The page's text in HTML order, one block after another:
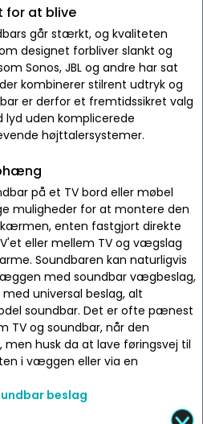
for at blive
går stærkt, og kvaliteten
designet forbliver slankt og
Sonos, JBL og andre har sat
kombinerer stilrent udtryk og
er derfor et fremtidssikret valg
lyd uden komplicerede
højttalersystemer.
på et TV bord eller møbel
muligheder for at montere den
enten fastgjort direkte
eller mellem TV og vægslag
Soundbaren kan naturligvis
med soundbar vægbeslag,
universal beslag, alt
soundbar. Det er ofte pænest
TV og soundbar, når den
husk da at lave føringsvej til
i væggen eller via en
beslag